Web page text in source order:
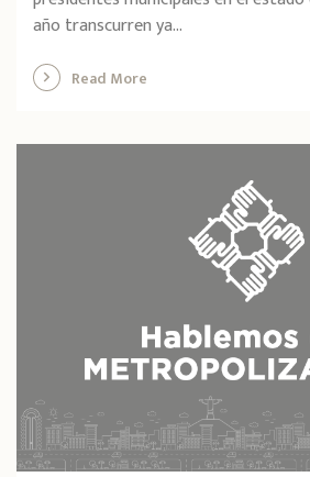
año transcurren ya...
Read More